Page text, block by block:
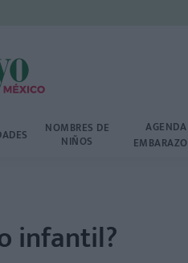
NOMBRES DE
NIÑOS
AGENDA
EMBARAZO
infantil?